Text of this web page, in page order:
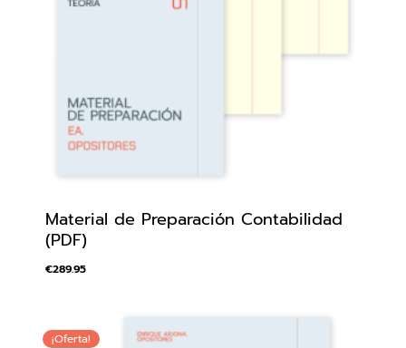
Material de Preparación Contabilidad
(PDF)
€289.95
¡Oferta!